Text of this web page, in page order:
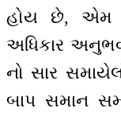
હોય છે, એમ
અધિકાર
નો સાર
બાપ સમાન